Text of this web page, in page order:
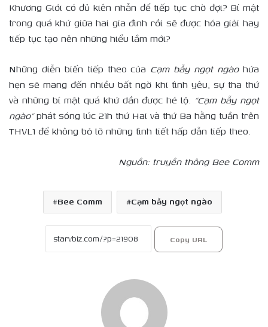
Khương Giới có đủ kiên nhẫn để tiếp tục chờ đợi? Bí mật
trong quá khứ giữa hai gia đình rồi sẽ được hóa giải hay
tiếp tục tạo nên những hiểu lầm mới?
Những diễn biến tiếp theo của Cạm bẫy ngọt ngàohứa
hẹn sẽ mang đến nhiều bất ngờ khi tình yêu, sự tha thứ
và những bí mật quá khứ dần được hé lộ. “Cạm bẫy ngọt
ngào”phát sóng lúc 21h thứ Hai và thứ Ba hằng tuần trên
THVL1 để không bỏ lỡ những tình tiết hấp dẫn tiếp theo.
Nguồn: truyền thông Bee Comm
Bee Comm Cạm bẫy ngọt ngào
Copy URL